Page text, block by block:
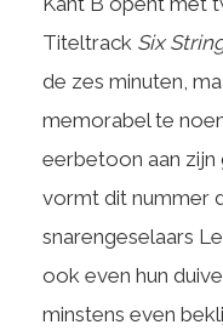
Titeltrack Six
de zes minuten,
memorabel te
eerbetoon aan zijn
vormt dit nummer
snarengeselaars
ook even hun
minstens even